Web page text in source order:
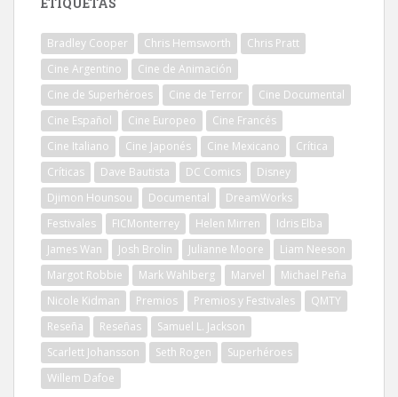
Bradley Cooper Chris Hemsworth
Chris Pratt
Cine Argentino
Cine de Animación
Cine de Superhéroes
Cine de Terror
Cine Documental
Cine Español
Cine Europeo
Cine Francés
Cine Italiano
Cine Japonés Cine Mexicano
Crítica
Críticas
Dave Bautista DC Comics
Disney
Djimon Hounsou
Documental
DreamWorks
Festivales
FICMonterrey Helen Mirren
Idris Elba
James Wan
Josh Brolin Julianne Moore
Liam Neeson
Margot Robbie
Mark Wahlberg Marvel
Michael Peña
Nicole Kidman
Premios Premios y Festivales
QMTY
Reseña
Reseñas
Samuel L. Jackson
Scarlett Johansson
Seth Rogen
Superhéroes
Willem Dafoe